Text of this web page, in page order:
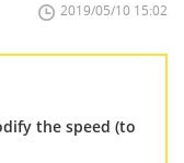
2019/05/10 15:02
the speed (to